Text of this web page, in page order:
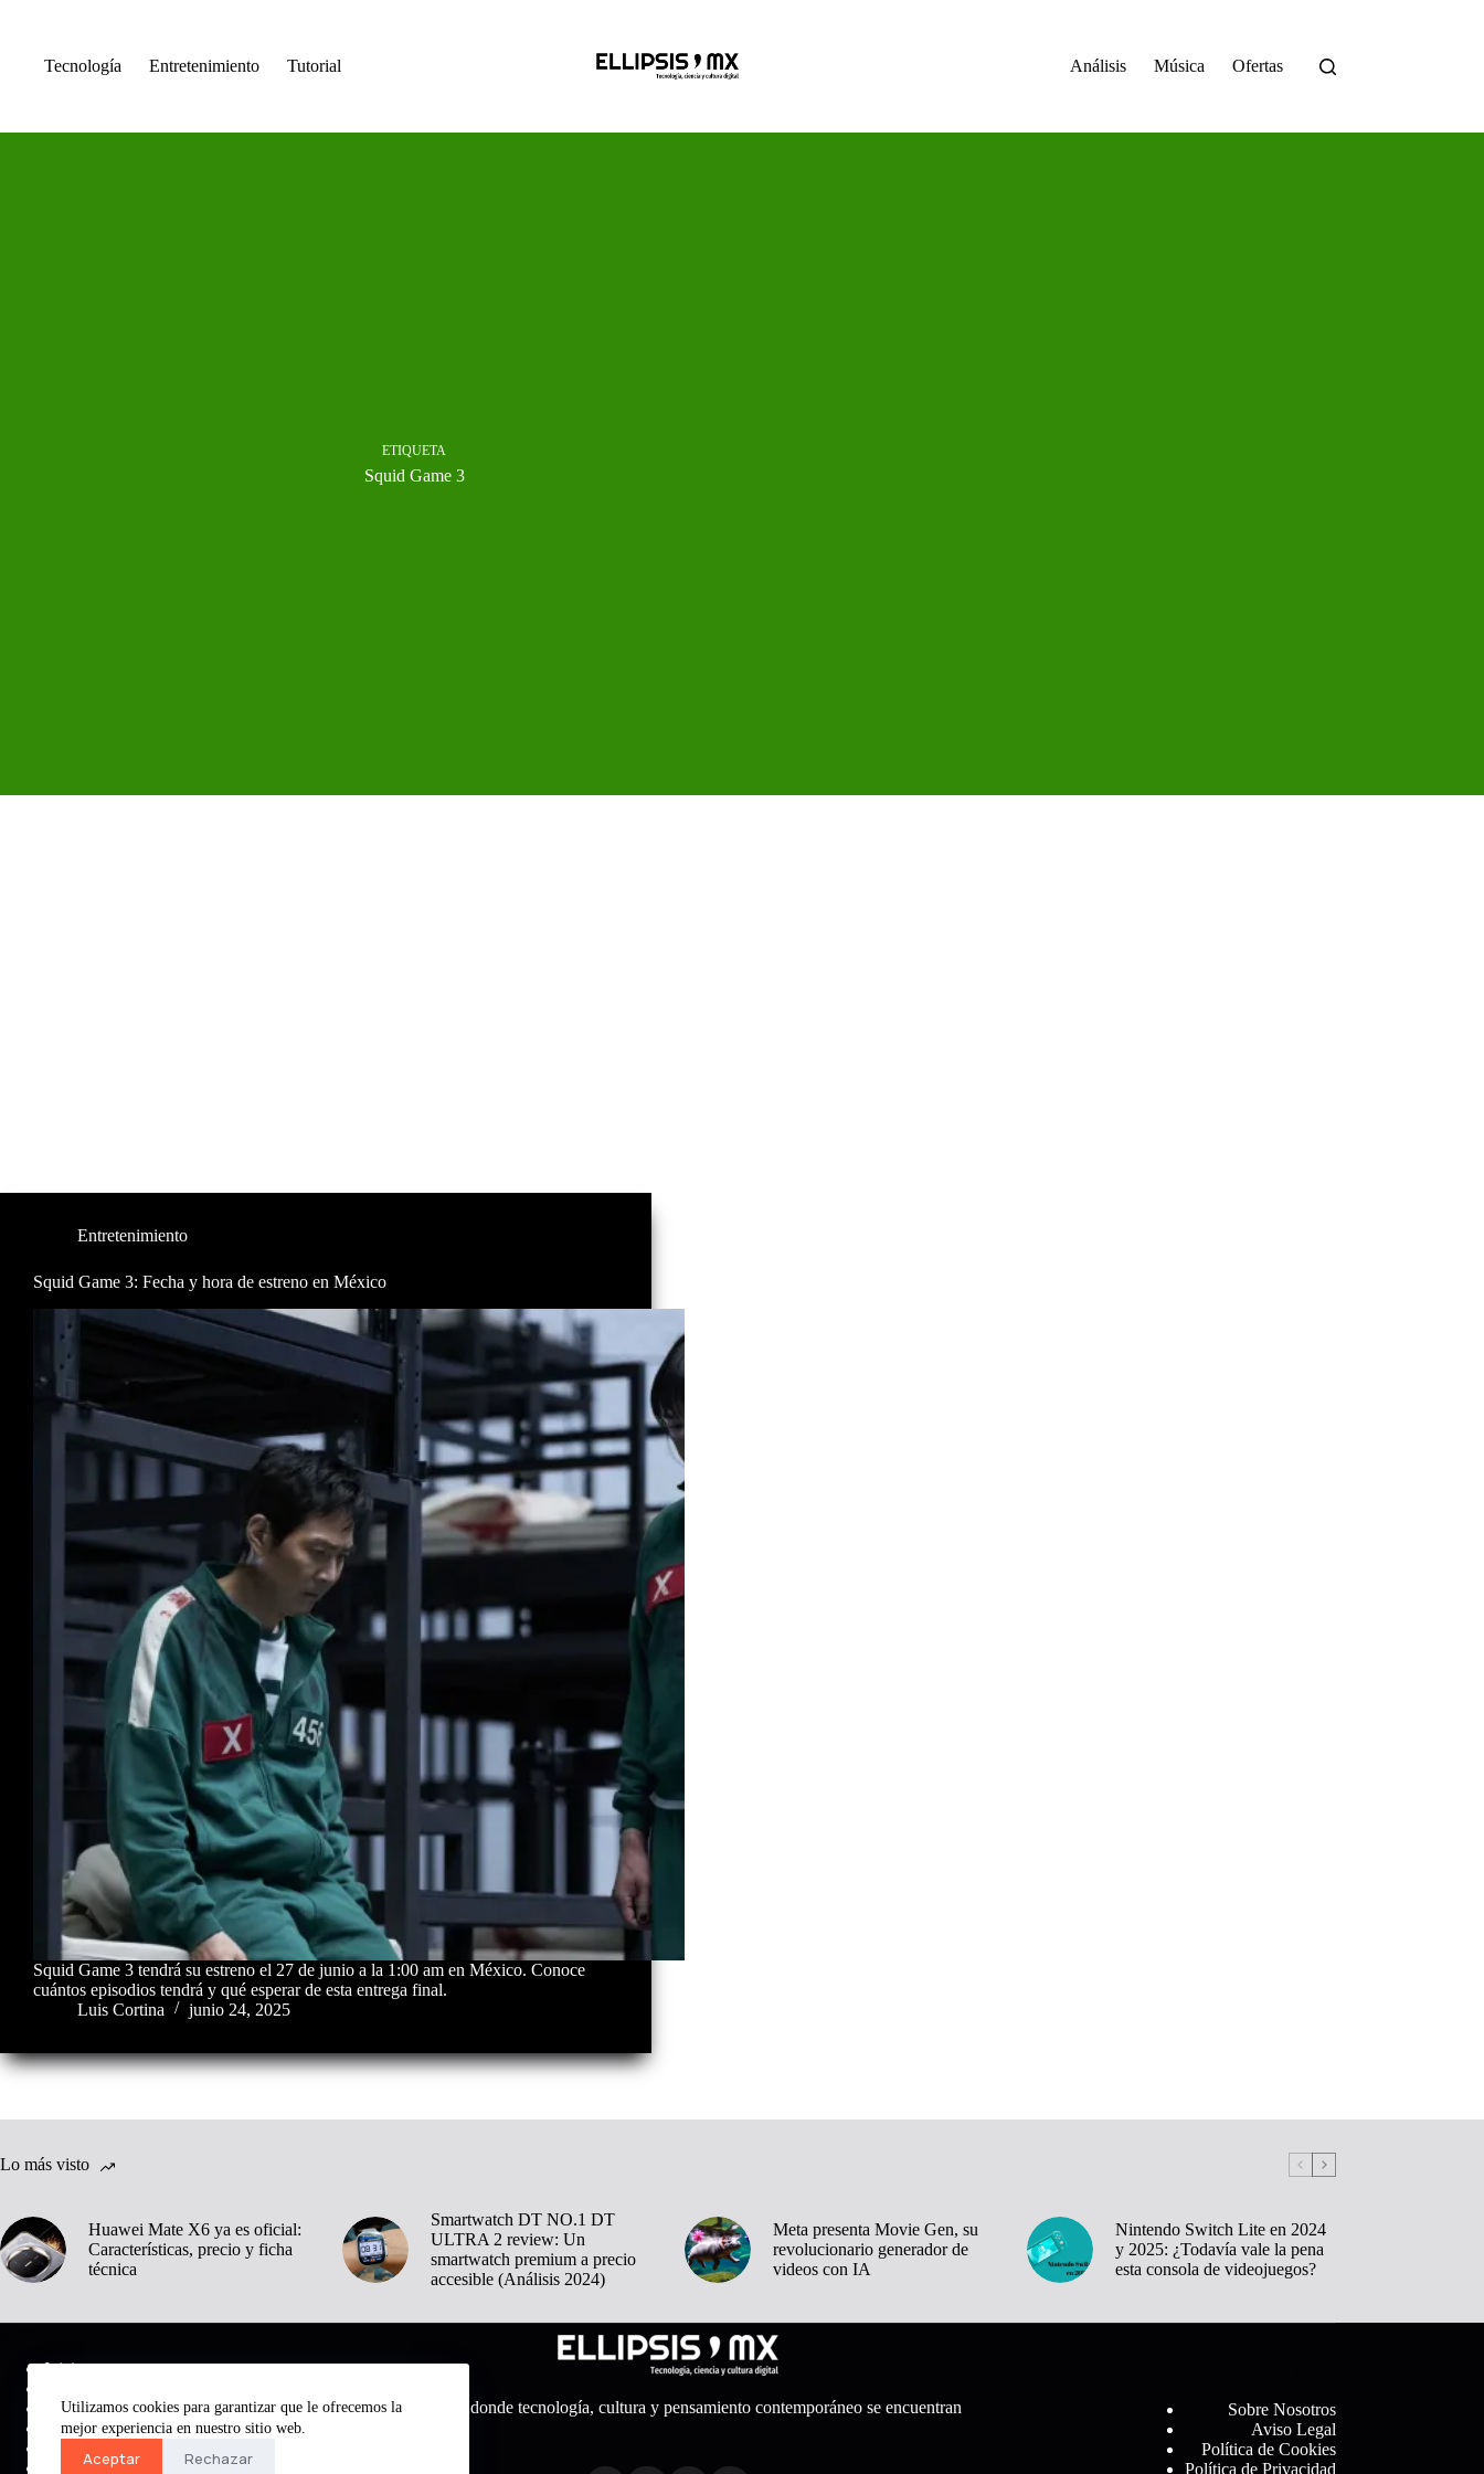
Utilizamos cookies para garantizar que le ofrecemos la
mejor experiencia en nuestro sitio web.
Aceptar Rechazar
Tecnología Entretenimiento Tutorial Análisis Música Ofertas
ETIQUETA
Squid Game 3
Entretenimiento
Squid Game 3: Fecha y hora de estreno en México
Squid Game 3 tendrá su estreno el 27 de junio a la 1:00 am en México. Conoce
cuántos episodios tendrá y qué esperar de esta entrega final.
Luis Cortina
junio 24, 2025
Lo más visto
Huawei Mate X6 ya es oficial:
Características, precio y ficha
técnica
Smartwatch DT NO.1 DT
ULTRA 2 review: Un
smartwatch premium a precio
accesible (Análisis 2024)
Meta presenta Movie Gen, su
revolucionario generador de
videos con IA
Nintendo Switch Lite en 2024
y 2025: ¿Todavía vale la pena
esta consola de videojuegos?
Inicio
Tecnología
Inteligencia Artificial
Música
Medio digital donde tecnología, cultura y pensamiento contemporáneo se encuentran
Sobre Nosotros
Aviso Legal
Política de Cookies
Política de Privacidad